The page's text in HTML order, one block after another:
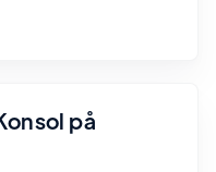
på